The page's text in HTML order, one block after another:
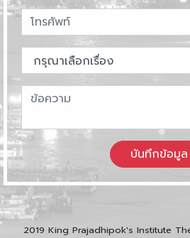
บันทึกข้อมูล
2019 King Prajadhipok's Institute